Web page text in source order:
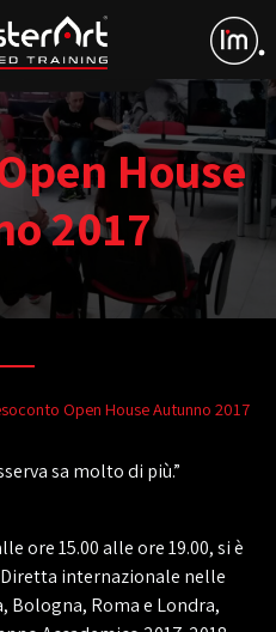
House
2017
Open House Autunno 2017
sa molto di più.”
ore 15.00 alle ore 19.00, si è
internazionale nelle
Bologna, Roma e Londra,